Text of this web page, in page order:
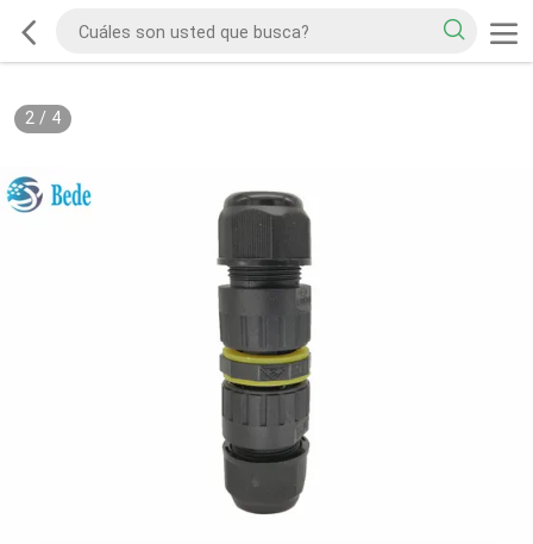
2/ 4